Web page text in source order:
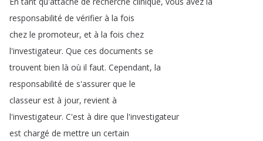
responsabilité de vérifier à la fois
chez le promoteur, et à la fois chez
l'investigateur. Que ces documents se
trouvent bien là où il faut. Cependant, la
responsabilité de s'assurer que le
classeur est à jour, revient à
l'investigateur. C'est à dire que l'investigateur
est chargé de mettre un certain